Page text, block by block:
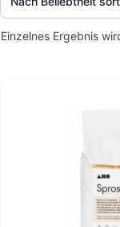
Einzelnes Ergebnis